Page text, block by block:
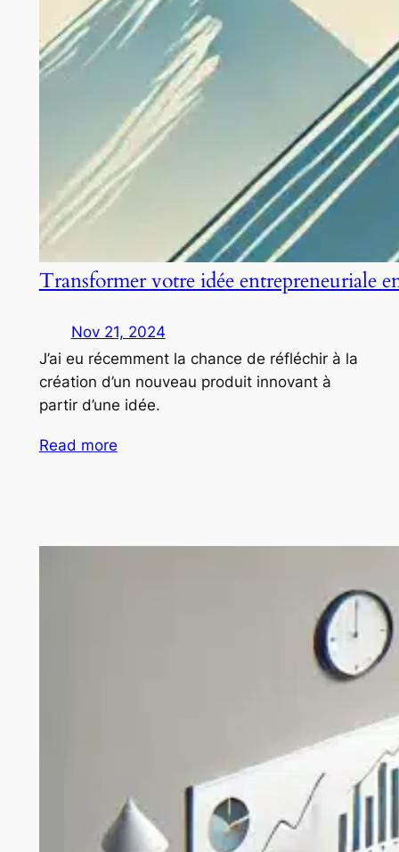
Transformer votre idée entrepreneuriale
Nov 21, 2024
J’ai eu récemment la chance de réfléchir à la
création d’un nouveau produit innovant à
partir d’une idée.
Read more